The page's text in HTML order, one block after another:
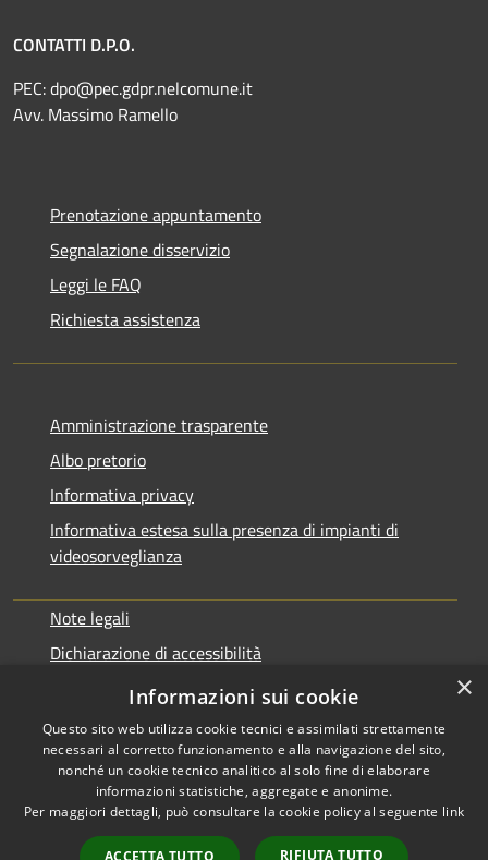
CONTATTI D.P.O.
PEC:dpo@pec.gdpr.nelcomune.it
Avv. Massimo Ramello
Prenotazione appuntamento
Segnalazione disservizio
Leggi le FAQ
Richiesta assistenza
Amministrazione trasparente
Albo pretorio
Informativa privacy
Informativa estesa sulla presenza di impianti di
videosorveglianza
Note legali
Dichiarazione di accessibilità
Obbiettivi di accessibilità
Accessibilità
Copyright © 2026 • Comune di
Rialto • Powered by
Municipium• Accesso
×
Informazioni sui cookie
Questo sito web utilizza cookie tecnici e assimilati strettamente
necessari al corretto funzionamento e alla navigazione del sito,
nonché un cookie tecnico analitico al solo fine di elaborare
informazioni statistiche, aggregate e anonime.
Per maggiori dettagli, può consultare la cookie policy al seguente link
ACCETTA TUTTO RIFIUTA TUTTO